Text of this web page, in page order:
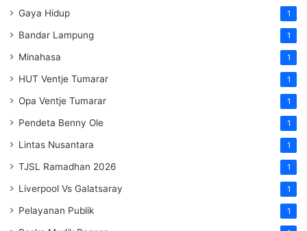
Gaya Hidup 1
Bandar Lampung 1
Minahasa 1
HUT Ventje Tumarar 1
Opa Ventje Tumarar 1
Pendeta Benny Ole 1
Lintas Nusantara 1
TJSL Ramadhan 2026 1
Liverpool Vs Galatsaray 1
Pelayanan Publik 1